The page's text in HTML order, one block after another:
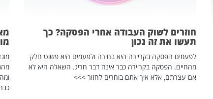
חוזרים לשוק העבודה אחרי הפסקה? כך
תעשו את זה נכון
לפעמים הפסקה בקריירה היא בחירה ולפעמים היא פשוט חלק
מהחיים. הפסקה בקריירה כבר אינה דבר חריג. השאלה היא לא
אם עצרתם, אלא איך אתם בוחרים לחזור >>>